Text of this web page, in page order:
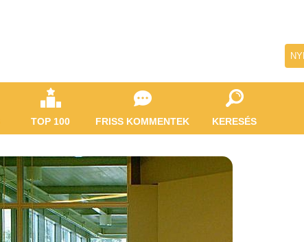
TOP 100 FRISS KOMMENTEK KERESÉS